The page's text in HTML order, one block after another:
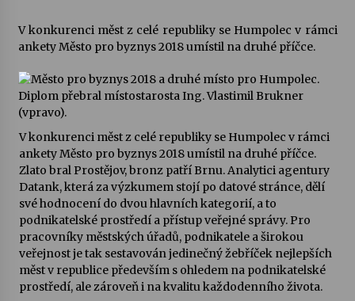
šedesátka: 28. 7.–1. 8. 2026
28. 7. 2026
Letní koncerty ve Stromovce: Kolchoz a
Jenakaši
28. 7. 2026
Votavžatský ploty
23. 7. 2026
Letní koncerty ve Stromovce: Rufus Miller
V konkurenci měst z celé republiky se Humpolec v rámci
ankety Město pro byznys 2018 umístil na druhé příčce.
V konkurenci měst z celé republiky se Humpolec v rámci
ankety Město pro byznys 2018 umístil na druhé příčce.
Zlato bral Prostějov, bronz patří Brnu. Analytici agentury
Datank, která za výzkumem stojí po datové stránce, dělí
své hodnocení do dvou hlavních kategorií, a to
podnikatelské prostředí a přístup veřejné správy. Pro
pracovníky městských úřadů, podnikatele a širokou
veřejnost je tak sestavován jedinečný žebříček nejlepších
měst v republice především s ohledem na podnikatelské
prostředí, ale zároveň i na kvalitu každodenního života.